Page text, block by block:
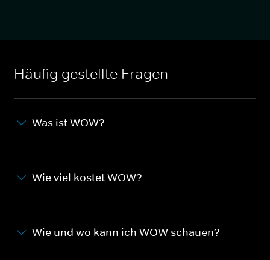
Häufig gestellte Fragen
Was ist WOW?
Wie viel kostet WOW?
Wie und wo kann ich WOW schauen?